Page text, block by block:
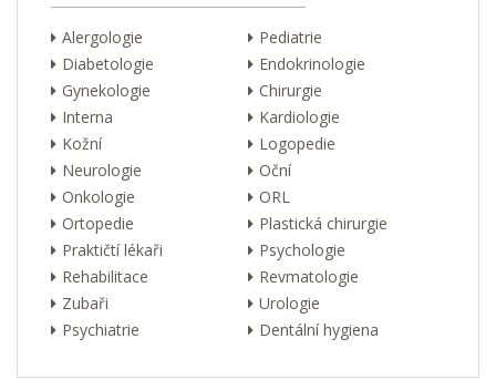
Alergologie
Pediatrie
Diabetologie
Endokrinologie
Gynekologie
Chirurgie
Interna
Kardiologie
Kožní
Logopedie
Neurologie
Oční
Onkologie
ORL
Ortopedie
Plastická chirurgie
Praktičtí lékaři
Psychologie
Rehabilitace
Revmatologie
Zubaři
Urologie
Psychiatrie
Dentální hygiena